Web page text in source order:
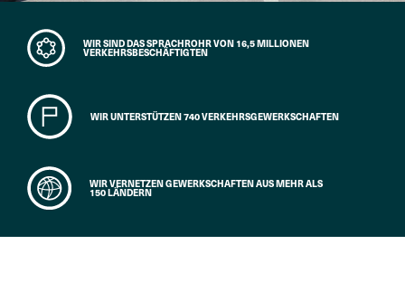
WIR SIND DAS SPRACHROHR VON 16,5 MILLIONEN
VERKEHRSBESCHÄFTIGTEN
WIR UNTERSTÜTZEN 740 VERKEHRSGEWERKSCHAFTEN
WIR VERNETZEN GEWERKSCHAFTEN AUS MEHR ALS
150 LÄNDERN